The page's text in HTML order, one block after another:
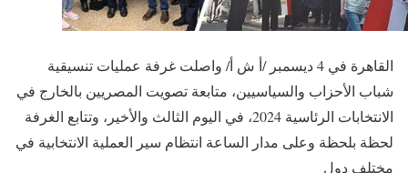
القاهرة في 4 ديسمبر /أ ش أ/ واصلت غرفة عمليات تنسيقية
شباب الأحزاب والسياسيين، متابعة تصويت المصريين بالخارج في
الانتخابات الرئاسية 2024، في اليوم الثالث والأخير، وتتابع الغرفة
لحظة بلحظة وعلى مدار الساعة انتظام سير العملية الانتخابية في
مختلف دول